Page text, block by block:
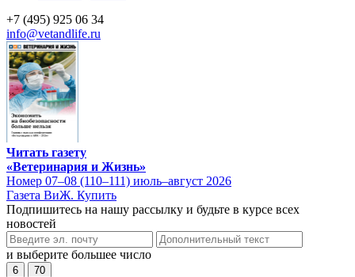
+7 (495) 925 06 34
info@vetandlife.ru
Читать газету
«Ветеринария и Жизнь»
Номер 07–08 (110–111) июль–август 2026
Газета ВиЖ. Купить
Подпишитесь на нашу рассылку и будьте в курсе всех
новостей
и выберите большее число
6 70